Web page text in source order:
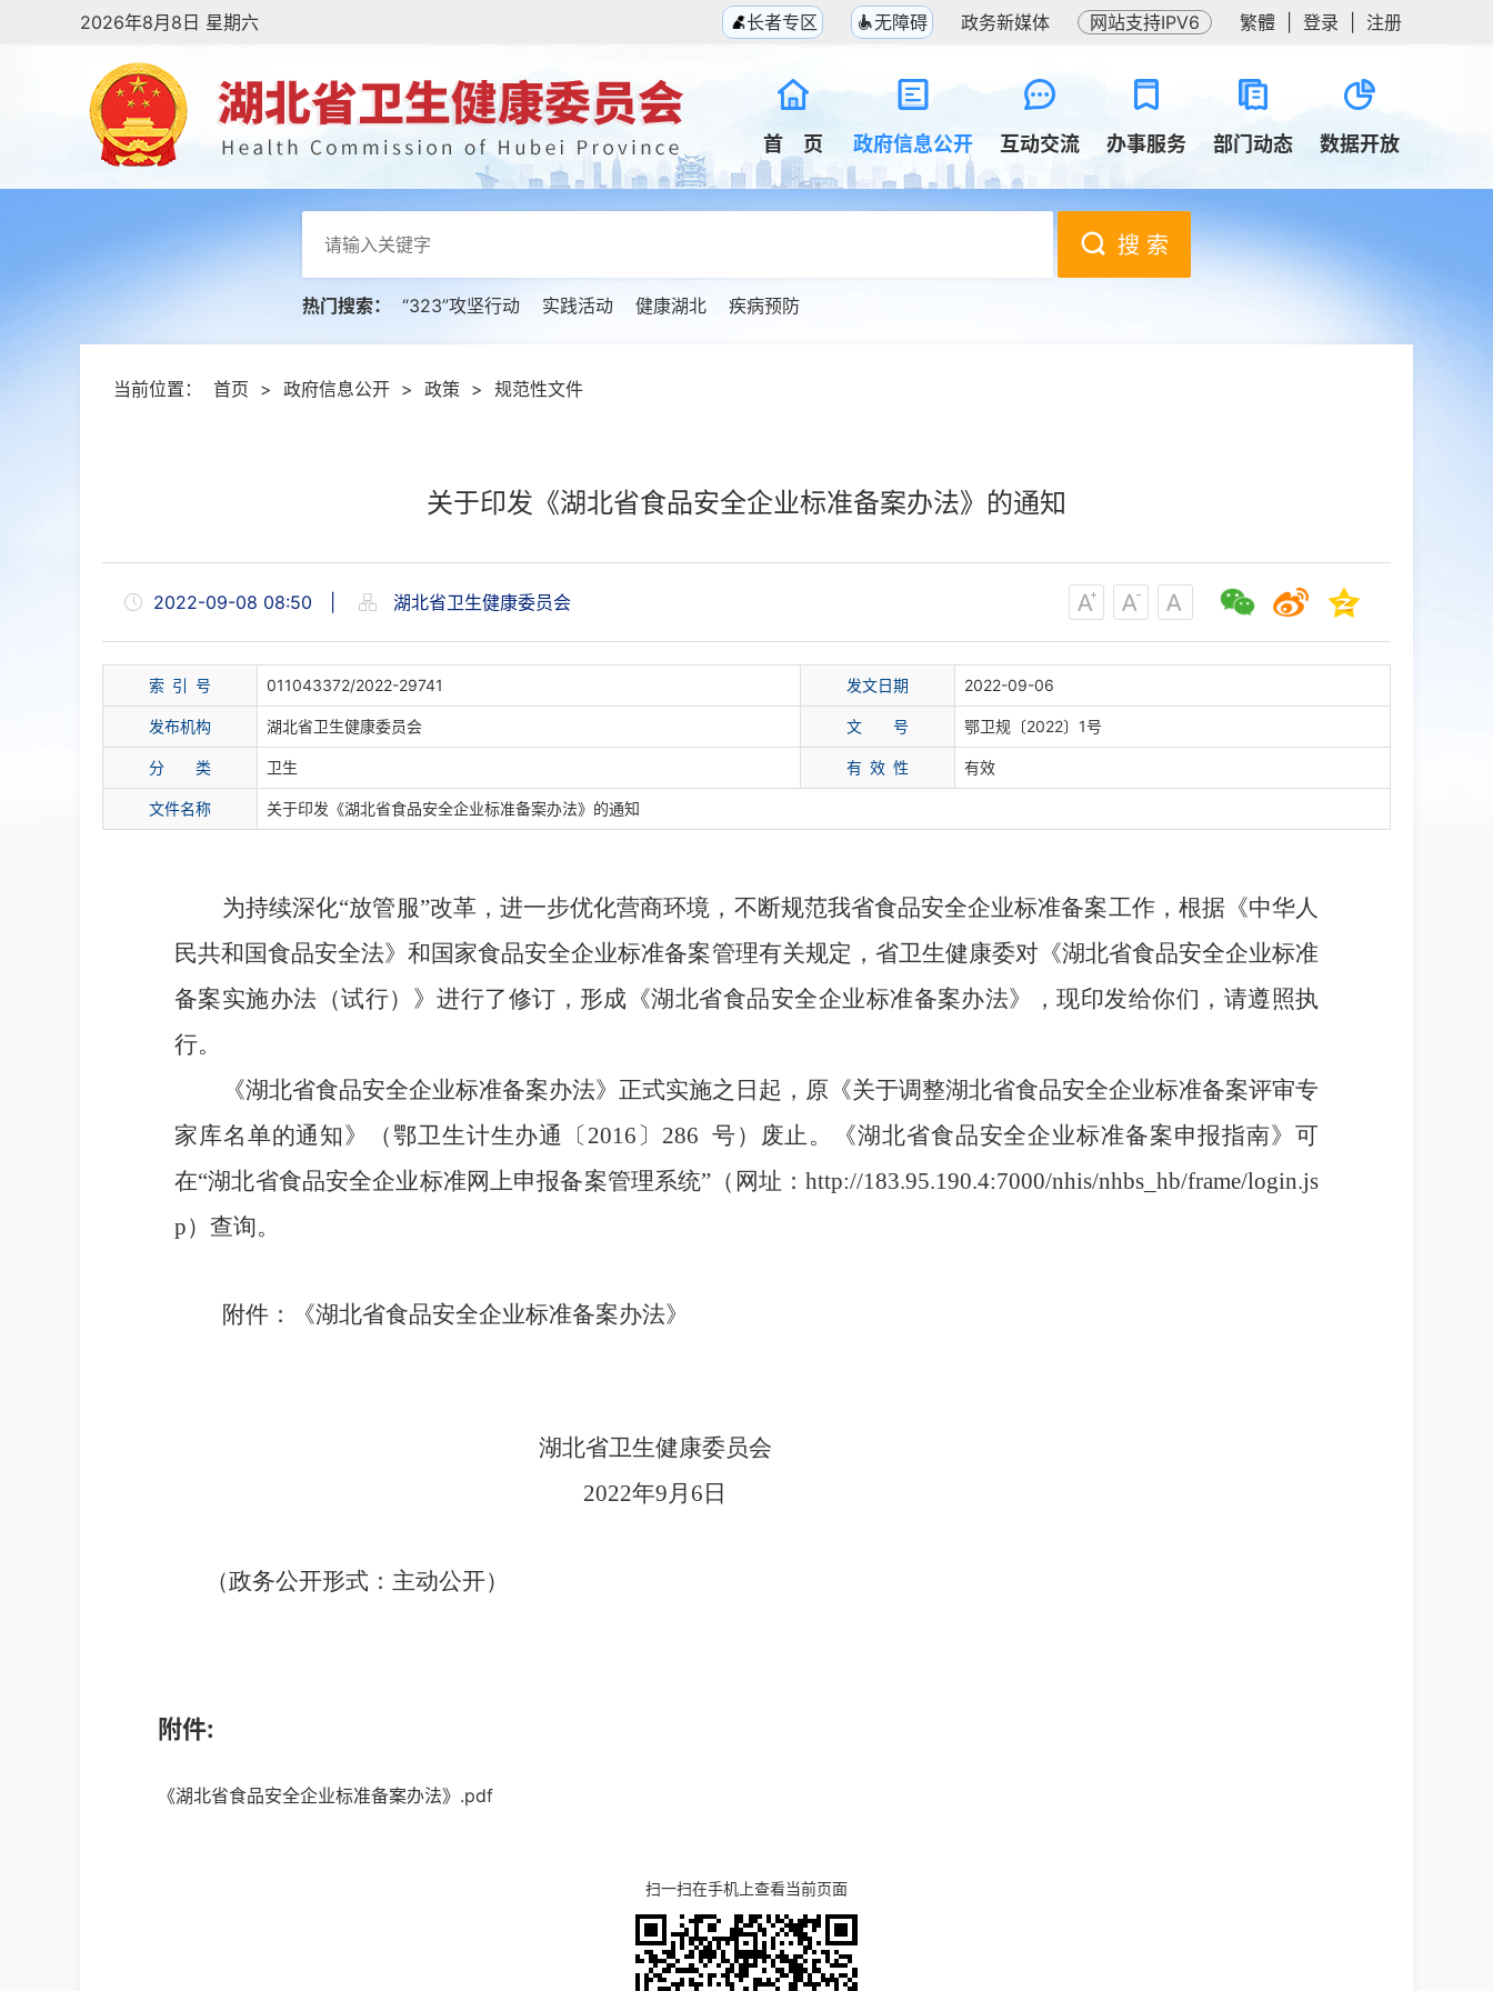
2026年8月8日 星期六 长者专区 无障碍 政务新媒体 网站支持IPV6 繁體 登录 注册
首 页 政府信息公开 互动交流 办事服务 部门动态 数据开放
搜 索
热门搜索： “323”攻坚行动 实践活动 健康湖北 疾病预防
当前位置： 首页 > 政府信息公开 > 政策 > 规范性文件
关于印发《湖北省食品安全企业标准备案办法》的通知
2022-09-08 08:50 湖北省卫生健康委员会
索 引 号 011043372/2022-29741 发文日期 2022-09-06
发布机构 湖北省卫生健康委员会 文 号 鄂卫规〔2022〕1号
分 类 卫生 有 效 性 有效
文件名称 关于印发《湖北省食品安全企业标准备案办法》的通知
为持续深化“放管服”改革，进一步优化营商环境 ，不断规范我省食品安全企业标准备案工作， 根据《中华人
民共和国食品安全法》和国家食品安全企业标准备案管理有关规定 ， 省卫生健康委对《湖北省食品安全企业标准
备案实施办法 （试行） 》进行了修订 ， 形成《湖北省食品安全企业标准备案办法》，现印发给你们 ，请遵照执
行。
《湖北省食品安全企业标准备案办法》正式实施之日起，原《关于调整湖北省食品安全企业标准备案评审专
家库名单的通知》（鄂卫生计生办通〔 2016 〕 286 号）废止。 《湖北省食品安全企业标准备案申报指南》可
在“湖北省食品安全企业标准网上申报备案管理系统”（网址： http://183.95.190.4:7000/nhis/nhbs_hb/frame/login.js
p）查询。
附件：《湖北省食品安全企业标准备案办法》
湖北省卫生健康委员会
2022年9月 6 日
（政务公开形式： 主动公开）
附件:
《湖北省食品安全企业标准备案办法》.pdf
扫一扫在手机上查看当前页面